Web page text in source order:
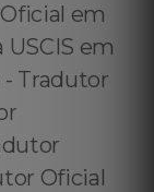
em
USCIS em
- Tradutor
Oficial